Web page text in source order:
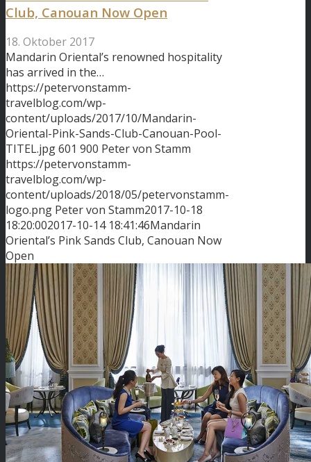
Club, Canouan Now Open
18. Oktober 2017
Mandarin Oriental’s renowned hospitality
has arrived in the…
https://petervonstamm-
travelblog.com/wp-
content/uploads/2017/10/Mandarin-
Oriental-Pink-Sands-Club-Canouan-Pool-
TITEL.jpg601 900 Peter von Stamm
https://petervonstamm-
travelblog.com/wp-
content/uploads/2018/05/petervonstamm-
logo.png Peter von Stamm2017-10-18
18:20:002017-10-14 18:41:46Mandarin
Oriental’s Pink Sands Club, Canouan Now
Open